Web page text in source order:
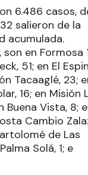
6.486 casos,
salieron de la
acumulada.
en Formosa
51; en El
Tacaaglé, 23;
16; en Misión
Buena Vista, 8;
Cambio
de Las
Solá, 1; e